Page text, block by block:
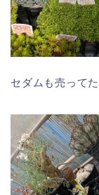
セダムも売って